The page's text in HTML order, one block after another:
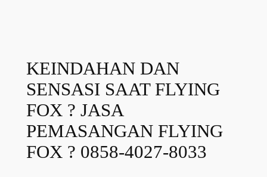
KEINDAHAN DAN
SENSASI SAAT FLYING
FOX ? JASA
PEMASANGAN FLYING
FOX ? 0858-4027-8033